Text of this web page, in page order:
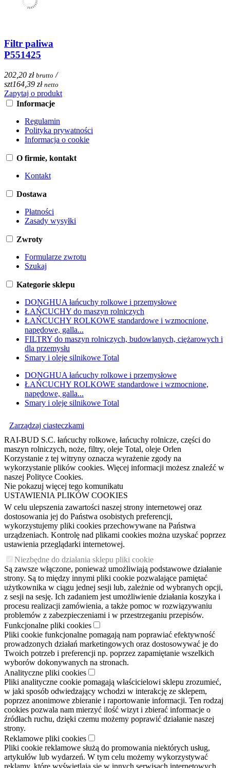
Filtr paliwa
P551425
202,20 zł brutto /
szt164,39 zł netto
Zapytaj o produkt
Informacje
Regulamin
Polityka prywatności
Informacja o cookie
O firmie, kontakt
Kontakt
Dostawa
Płatności
Zasady wysyłki
Zwroty
Formularze zwrotu
Szukaj
Kategorie sklepu
DONGHUA łańcuchy rolkowe i przemysłowe
ŁAŃCUCHY do maszyn rolniczych
ŁAŃCUCHY ROLKOWE standardowe i wzmocnione,
napędowe, galla...
FILTRY do maszyn rolniczych, budowlanych, ciężarowych i
dla przemysłu
Smary i oleje silnikowe Total
DONGHUA łańcuchy rolkowe i przemysłowe
ŁAŃCUCHY ROLKOWE standardowe i wzmocnione,
napędowe, galla...
Smary i oleje silnikowe Total
Zarządzaj ciasteczkami
RAI-BUD S.C. łańcuchy rolkowe, łańcuchy rolnicze, części do
maszyn rolniczych, noże, filtry, oleje Total, oleje Orlen
Korzystanie z tej witryny oznacza wyrażenie zgody na
wykorzystanie plików cookies. Więcej informacji możesz znaleźć w
naszej Polityce Cookies.
Nie pokazuj więcej tego komunikatu
USTAWIENIA PLIKÓW COOKIES
W celu ulepszenia zawartości naszej strony internetowej oraz
dostosowania jej do Państwa osobistych preferencji,
wykorzystujemy pliki cookies przechowywane na Państwa
urządzeniach. Kontrolę nad plikami cookies można uzyskać poprzez
ustawienia przeglądarki internetowej.
Niezbędne do działania sklepu pliki cookie
Są zawsze włączone, ponieważ umożliwiają podstawowe działanie
strony. Są to między innymi pliki cookie pozwalające pamiętać
użytkownika w ciągu jednej sesji lub, zależnie od wybranych opcji,
z sesji na sesję. Ich zadaniem jest umożliwienie działania koszyka i
procesu realizacji zamówienia, a także pomoc w rozwiązywaniu
problemów z zabezpieczeniami i w przestrzeganiu przepisów.
Funkcjonalne pliki cookies
Pliki cookie funkcjonalne pomagają nam poprawiać efektywność
prowadzonych działań marketingowych oraz dostosowywać je do
Twoich potrzeb i preferencji np. poprzez zapamiętanie wszelkich
wyborów dokonywanych na stronach.
Analityczne pliki cookies
Pliki analityczne cookie pomagają właścicielowi sklepu zrozumieć,
w jaki sposób odwiedzający wchodzi w interakcję ze sklepem,
poprzez anonimowe zbieranie i raportowanie informacji. Ten rodzaj
cookies pozwala nam mierzyć ilość wizyt i zbierać informacje o
źródłach ruchu, dzięki czemu możemy poprawić działanie naszej
strony.
Reklamowe pliki cookies
Pliki cookie reklamowe służą do promowania niektórych usług,
artykułów lub wydarzeń. W tym celu możemy wykorzystywać
reklamy, które wyświetlają się w innych serwisach internetowych.